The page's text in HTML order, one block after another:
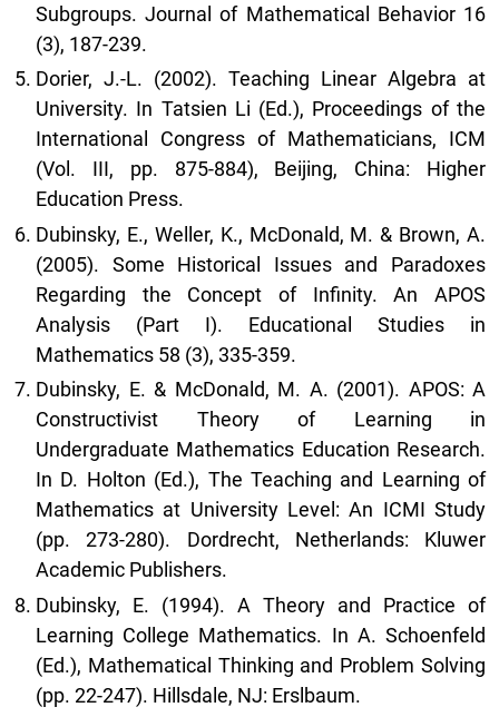
Subgroups. Journal of Mathematical Behavior 16
(3), 187-239.
Dorier, J.-L. (2002). Teaching Linear Algebra at
University. In Tatsien Li (Ed.), Proceedings of the
International Congress of Mathematicians, ICM
(Vol. III, pp. 875-884), Beijing, China: Higher
Education Press.
Dubinsky, E., Weller, K., McDonald, M. & Brown, A.
(2005). Some Historical Issues and Paradoxes
Regarding the Concept of Infinity. An APOS
Analysis (Part I). Educational Studies in
Mathematics 58 (3), 335-359.
Dubinsky, E. & McDonald, M. A. (2001). APOS: A
Constructivist Theory of Learning in
Undergraduate Mathematics Education Research.
In D. Holton (Ed.), The Teaching and Learning of
Mathematics at University Level: An ICMI Study
(pp. 273-280). Dordrecht, Netherlands: Kluwer
Academic Publishers.
Dubinsky, E. (1994). A Theory and Practice of
Learning College Mathematics. In A. Schoenfeld
(Ed.), Mathematical Thinking and Problem Solving
(pp. 22-247). Hillsdale, NJ: Erslbaum.